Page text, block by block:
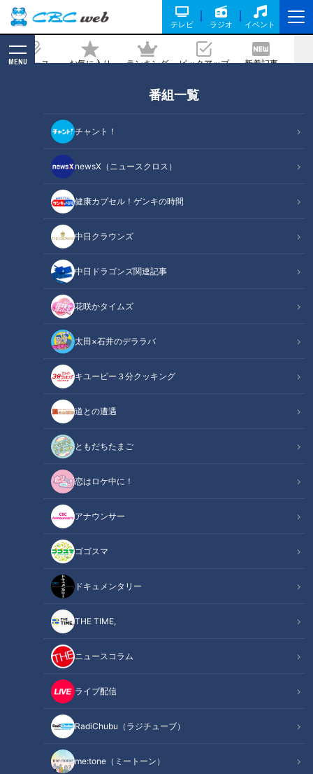
テレビ ラジオ イベント
ニュース お気に入り ランキング ピックアップ 新着記事
MENU
番組一覧
チャント！
newsX（ニュースクロス）
健康カプセル！ゲンキの時間
中日クラウンズ
中日ドラゴンズ関連記事
花咲かタイムズ
太田×石井のデララバ
キユーピー３分クッキング
道との遭遇
ともだちたまご
恋はロケ中に！
アナウンサー
ゴゴスマ
ドキュメンタリー
THE TIME,
ニュースコラム
ライブ配信
RadiChubu（ラジチューブ）
me:tone（ミートーン）
護師への道を進む生徒たち 岐阜市『済美
高校』衛生看護科をマヂラブがリポート
記事に戻る
CBCテレビ『チャント！』マヂ学校に向かいます
この記事の画像（全8枚）
記事に戻る
この記事を見たあなたへのおすすめ